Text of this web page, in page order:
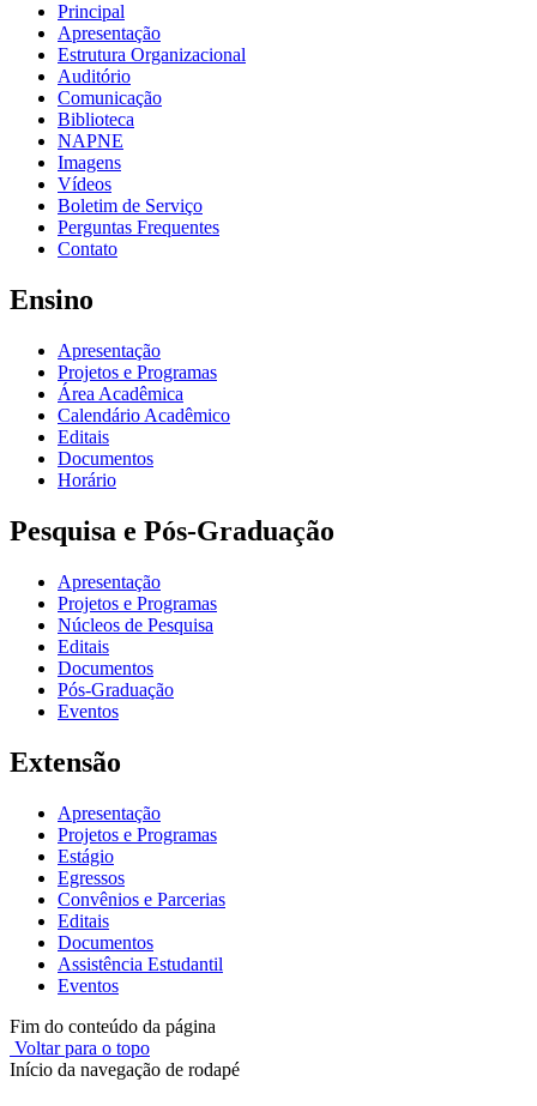
Principal
Apresentação
Estrutura Organizacional
Auditório
Comunicação
Biblioteca
NAPNE
Imagens
Vídeos
Boletim de Serviço
Perguntas Frequentes
Contato
Ensino
Apresentação
Projetos e Programas
Área Acadêmica
Calendário Acadêmico
Editais
Documentos
Horário
Pesquisa e Pós-Graduação
Apresentação
Projetos e Programas
Núcleos de Pesquisa
Editais
Documentos
Pós-Graduação
Eventos
Extensão
Apresentação
Projetos e Programas
Estágio
Egressos
Convênios e Parcerias
Editais
Documentos
Assistência Estudantil
Eventos
Fim do conteúdo da página
Voltar para o topo
Início da navegação de rodapé